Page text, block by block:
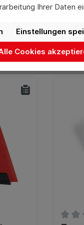
Ihrer Daten
Einstellungen
verfügbar sind.
Mehr Informationen
Einstellungen
Cookies